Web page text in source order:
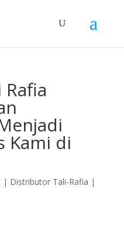
Kami di
| Distributor Tali-Rafia |